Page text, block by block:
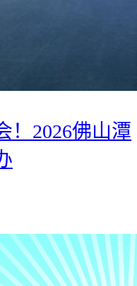
！2026佛山潭